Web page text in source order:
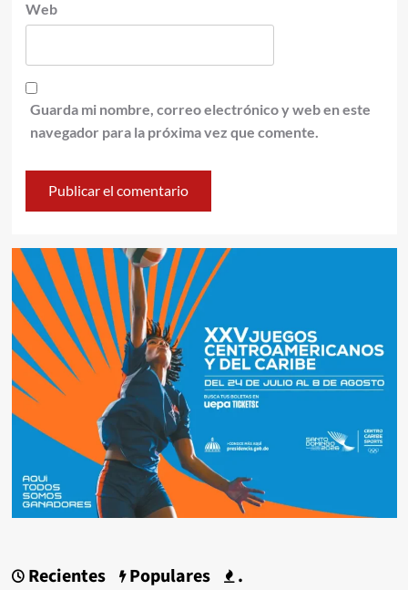
Web
Guarda mi nombre, correo electrónico y web en este
navegador para la próxima vez que comente.
Recientes Populares .